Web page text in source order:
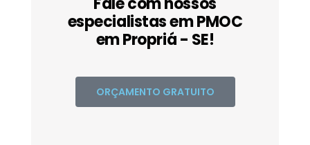
especialistas em PMOC
em Propriá - SE!
ORÇAMENTO GRATUITO